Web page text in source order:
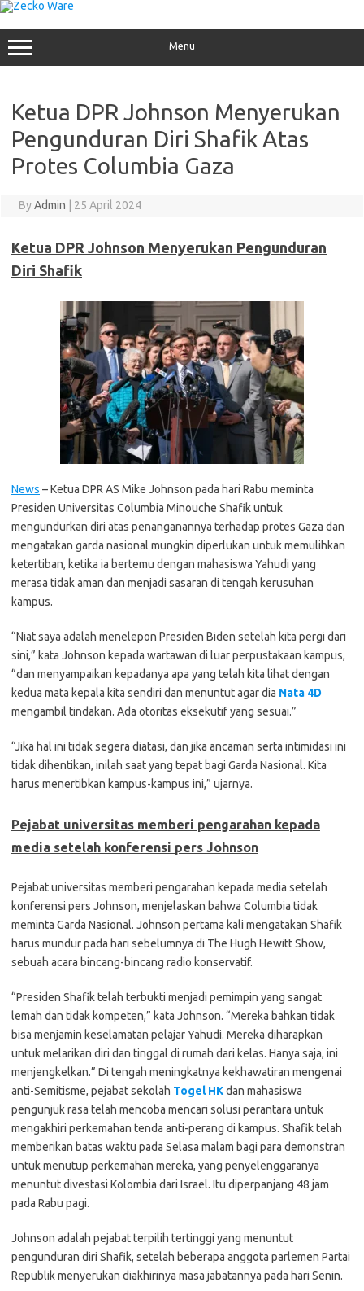
Skip
to
content
Menu
Ketua DPR Johnson Menyerukan
Pengunduran Diri Shafik Atas
Protes Columbia Gaza
ByAdmin 25 April 2024
Ketua DPR Johnson Menyerukan Pengunduran
Diri Shafik
News – Ketua DPR AS Mike Johnson pada hari Rabu meminta
Presiden Universitas Columbia Minouche Shafik untuk
mengundurkan diri atas penanganannya terhadap protes Gaza dan
mengatakan garda nasional mungkin diperlukan untuk memulihkan
ketertiban, ketika ia bertemu dengan mahasiswa Yahudi yang
merasa tidak aman dan menjadi sasaran di tengah kerusuhan
kampus.
“Niat saya adalah menelepon Presiden Biden setelah kita pergi dari
sini,” kata Johnson kepada wartawan di luar perpustakaan kampus,
“dan menyampaikan kepadanya apa yang telah kita lihat dengan
kedua mata kepala kita sendiri dan menuntut agar dia Nata 4D
mengambil tindakan. Ada otoritas eksekutif yang sesuai.”
“Jika hal ini tidak segera diatasi, dan jika ancaman serta intimidasi ini
tidak dihentikan, inilah saat yang tepat bagi Garda Nasional. Kita
harus menertibkan kampus-kampus ini,” ujarnya.
Pejabat universitas memberi pengarahan kepada
media setelah konferensi pers Johnson
Pejabat universitas memberi pengarahan kepada media setelah
konferensi pers Johnson, menjelaskan bahwa Columbia tidak
meminta Garda Nasional. Johnson pertama kali mengatakan Shafik
harus mundur pada hari sebelumnya di The Hugh Hewitt Show,
sebuah acara bincang-bincang radio konservatif.
“Presiden Shafik telah terbukti menjadi pemimpin yang sangat
lemah dan tidak kompeten,” kata Johnson. “Mereka bahkan tidak
bisa menjamin keselamatan pelajar Yahudi. Mereka diharapkan
untuk melarikan diri dan tinggal di rumah dari kelas. Hanya saja, ini
menjengkelkan.” Di tengah meningkatnya kekhawatiran mengenai
anti-Semitisme, pejabat sekolah Togel HKdan mahasiswa
pengunjuk rasa telah mencoba mencari solusi perantara untuk
mengakhiri perkemahan tenda anti-perang di kampus. Shafik telah
memberikan batas waktu pada Selasa malam bagi para demonstran
untuk menutup perkemahan mereka, yang penyelenggaranya
menuntut divestasi Kolombia dari Israel. Itu diperpanjang 48 jam
pada Rabu pagi.
Johnson adalah pejabat terpilih tertinggi yang menuntut
pengunduran diri Shafik, setelah beberapa anggota parlemen Partai
Republik menyerukan diakhirinya masa jabatannya pada hari Senin.